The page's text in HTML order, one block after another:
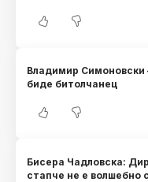
Владимир Симоновски
биде битолчанец
Бисера Чадловска:
стапче не е волшебно